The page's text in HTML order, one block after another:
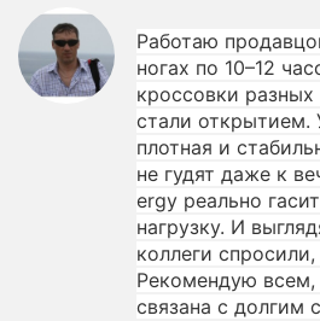
Работаю
ногах по 10–12
кроссовки
стали открытием.
плотная и
не гудят даже к
ergy реально
нагрузку. И
коллеги спросили,
Рекомендую всем,
связана с долгим